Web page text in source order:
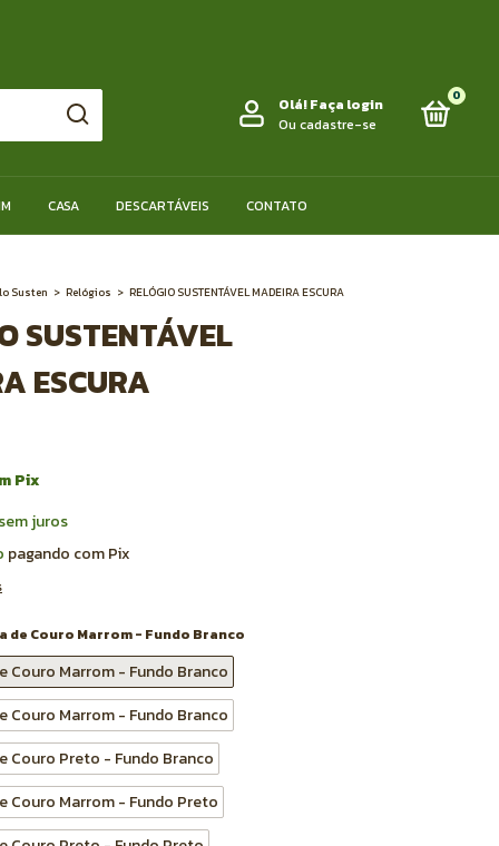
Olá!Faça login
Ou cadastre-se
0
CASA DESCARTÁVEIS CONTATO
Susten > Relógios > RELÓGIO SUSTENTÁVEL MADEIRA ESCURA
SUSTENTÁVEL
ESCURA
Pix
sem juros
pagando com Pix
de Couro Marrom - Fundo Branco
Couro Marrom - Fundo Branco
Couro Marrom - Fundo Branco
Couro Preto - Fundo Branco
Couro Marrom - Fundo Preto